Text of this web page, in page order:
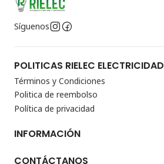
Síguenos
POLITICAS RIELEC ELECTRICIDAD
Términos y Condiciones
Politica de reembolso
Política de privacidad
INFORMACIÓN
CONTÁCTANOS